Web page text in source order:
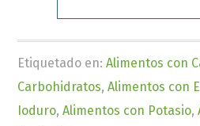
Etiquetado en:Alimentos con
Carbohidratos,Alimentos con
Ioduro,Alimentos con Potasio,